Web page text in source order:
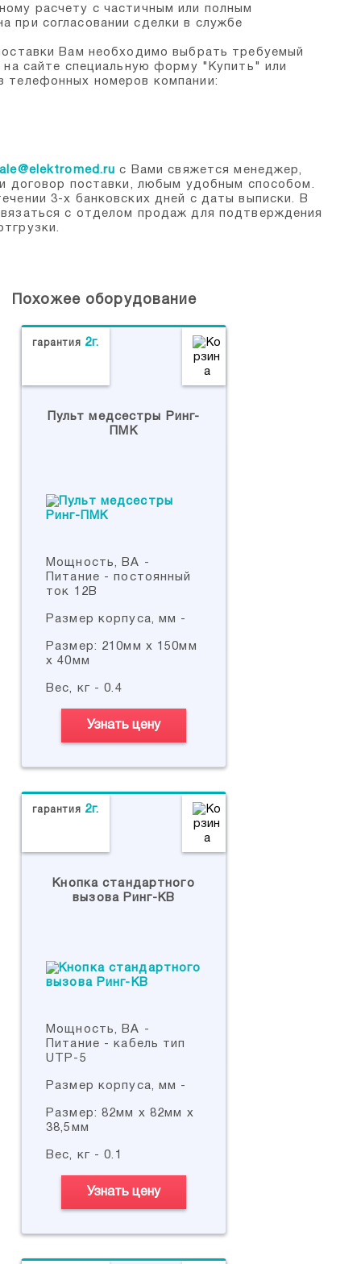
расчету с частичным или полным
при согласовании сделки в службе
Вам необходимо выбрать требуемый
сайте специальную форму "Купить" или
телефонных номеров компании:
с Вами свяжется менеджер,
договор поставки, любым удобным способом.
3-х банковских дней с даты выписки. В
с отделом продаж для подтверждения
Похожее оборудование
гарантия 2г.
Пульт медсестры Ринг-
ПМК
Мощность, ВА -
Питание - постоянный
ток 12В
Размер корпуса, мм -
Размер: 210мм х 150мм
х 40мм
Вес, кг - 0.4
Узнать цену
гарантия 2г.
Кнопка стандартного
вызова Ринг-КВ
Мощность, ВА -
Питание - кабель тип
UTP-5
Размер корпуса, мм -
Размер: 82мм х 82мм х
38,5мм
Вес, кг - 0.1
Узнать цену